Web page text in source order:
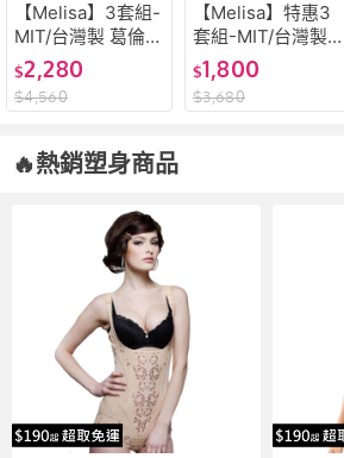
【Melisa】3套組-
MIT/台灣製 葛倫珍
珠 大罩杯 涼感集
中 托提包覆 穩定
支撐 CDEF杯 內衣
$2,280
$4,560
【Melisa】特惠3
套組-MIT/台灣製
軟鋼圈 涼感舒適
吸濕排汗 BC杯 內
衣內褲(S07+S09+
$1,800
$3,680
🔥熱銷塑身商品